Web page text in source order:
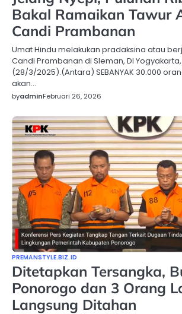
Bakal Ramaikan Tawur
Candi Prambanan
Umat Hindu melakukan pradaksina atau
Candi Prambanan di Sleman, DI
(28/3/2025).(Antara) SEBANYAK 30.000
akan…
byadminFebruari 26, 2026
PREMANSTYLE.BIZ.ID
Ditetapkan Tersangka,
Ponorogo dan 3 Orang
Langsung Ditahan